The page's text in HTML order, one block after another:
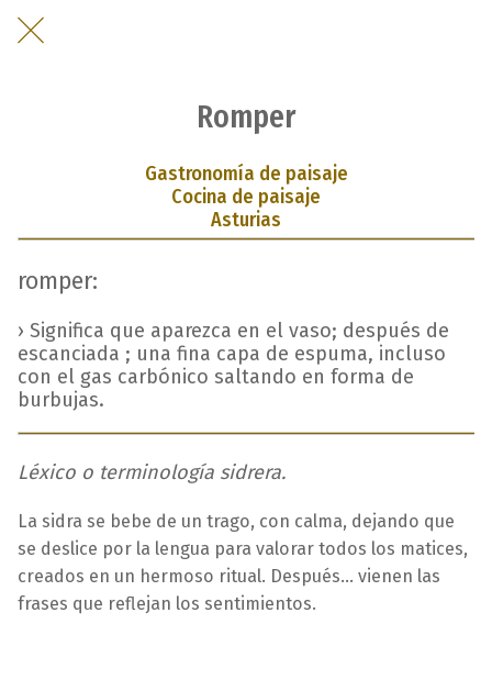
Romper
Gastronomía de paisaje
Cocina de paisaje
Asturias
romper:
› Significa que aparezca en el vaso; después de
escanciada ; una fina capa de espuma, incluso
con el gas carbónico saltando en forma de
burbujas.
Léxico o terminología sidrera.
La sidra se bebe de un trago, con calma, dejando que
se deslice por la lengua para valorar todos los matices,
creados en un hermoso ritual. Después... vienen las
frases que reflejan los sentimientos.